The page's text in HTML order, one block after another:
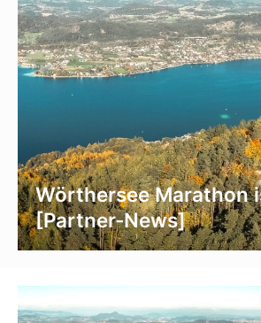
Wörthersee Marathon
[Partner-News]